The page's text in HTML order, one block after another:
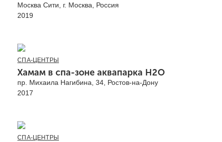
Москва Сити, г. Москва, Россия
2019
СПА-ЦЕНТРЫ
Хамам в спа-зоне аквапарка H2O
пр. Михаила Нагибина, 34, Ростов-на-Дону
2017
СПА-ЦЕНТРЫ